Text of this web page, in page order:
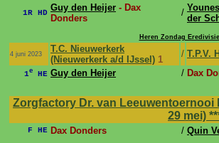
1R HD Guy den Heijer - Dax
Donders
/
der
Heren Zondag
4 juni 2023
T.C. Nieuwerkerk
(Nieuwerkerk a/d IJssel) 1
/ T.P.V.
1e HE Guy den Heijer / Dax
Zorgfactory Dr. van Leeuwentoernooi
29 mei)
F HE Dax Donders / Quin